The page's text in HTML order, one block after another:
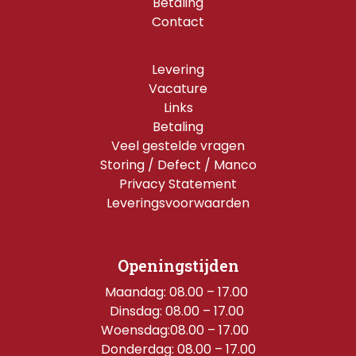
Contact
Levering
Vacature
Links
Betaling
Veel gestelde vragen
Storing / Defect / Manco
Privacy Statement
Leveringsvoorwaarden
Openingstijden
Maandag: 08.00 – 17.00
Dinsdag: 08.00 – 17.00
Woensdag:08.00 – 17.00
Donderdag: 08.00 – 17.00